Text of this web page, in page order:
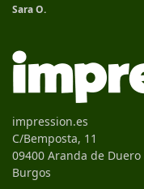
Sara O.
impression.es
C/Bemposta, 11
09400 Aranda de Duero
Burgos